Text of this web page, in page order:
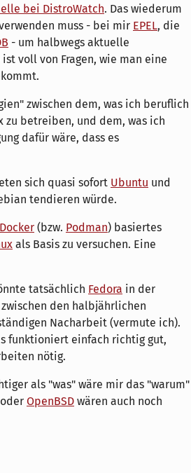
bei DistroWatch. Das wiederum
muss - bei mir EPEL, die
- um halbwegs aktuelle
voll von Fragen, wie man eine
zwischen dem, was ich beruflich
zu betreiben, und dem, was ich
dafür wäre, dass es
sich quasi sofort Ubuntu und
tendieren würde.
Docker (bzw. Podman) basiertes
als Basis zu versuchen. Eine
tatsächlich Fedora in der
den halbjährlichen
Nacharbeit (vermute ich).
funktioniert einfach richtig gut,
nötig.
als "was" wäre mir das "warum"
oder OpenBSD wären auch noch